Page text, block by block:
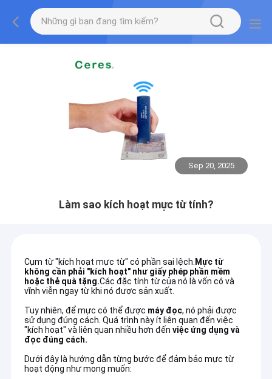
Sep 20, 2025
Làm sao kích hoạt mực từ tính?
Cụm từ "kích hoạt mực từ" có phần sai lệch. Mực từ
không cần phải "kích hoạt" như giấy phép phần mềm
hoặc thẻ quà tặng.Các đặc tính từ của nó là vốn có và
vĩnh viễn ngay từ khi nó được sản xuất.
Tuy nhiên, để mực có thể được máy đọc, nó phải được
sử dụng đúng cách. Quá trình này ít liên quan đến việc
"kích hoạt" và liên quan nhiều hơn đến việc ứng dụng và
đọc đúng cách.
Dưới đây là hướng dẫn từng bước để đảm bảo mực từ
hoạt động như mong muốn: